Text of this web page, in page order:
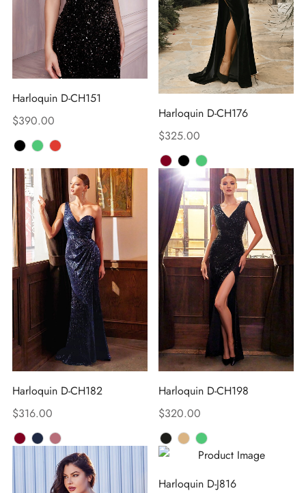
Harloquin D-CH151
$390.00
Harloquin D-CH176
$325.00
Harloquin D-CH182
$316.00
Harloquin D-CH198
$320.00
Harloquin D-J816